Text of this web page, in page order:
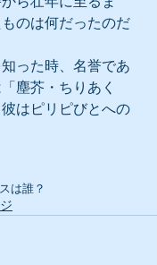
のは何だったのだ
った時、名誉であ
塵芥・ちりあく
はピリピびとへの
は誰？